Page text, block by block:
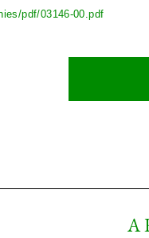
pdf/03146-00.pdf